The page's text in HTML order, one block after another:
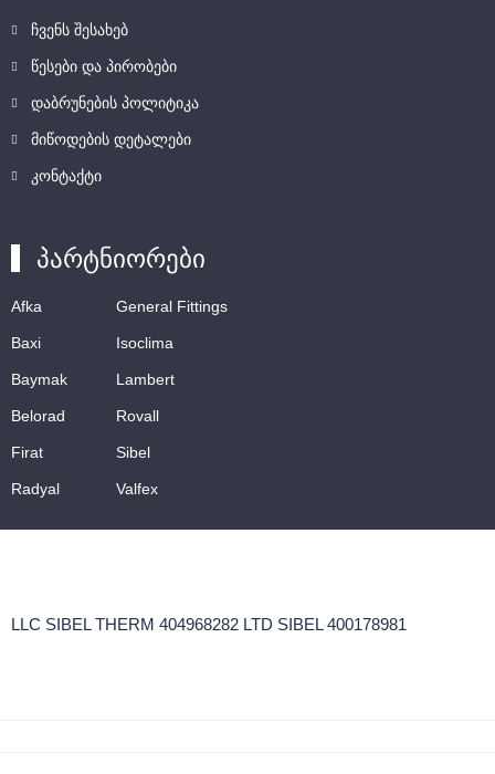
ჩვენს შესახებ
წესები და პირობები
დაბრუნების პოლიტიკა
მიწოდების დეტალები
კონტაქტი
პარტნიორები
Afka
Baxi
Baymak
Belorad
Firat
Radyal
General Fittings
Isoclima
Lambert
Rovall
Sibel
Valfex
LLC SIBEL THERM 404968282 LTD SIBEL 400178981